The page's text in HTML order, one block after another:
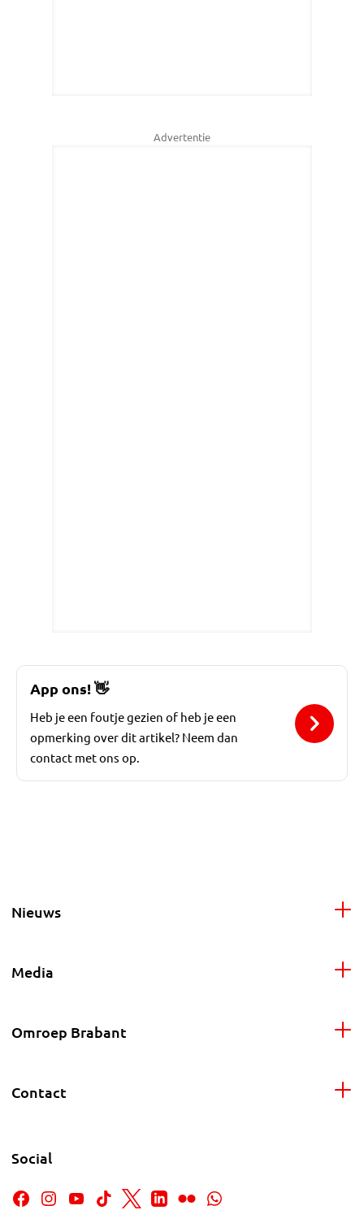
Advertentie
App ons!👋
Heb je een foutje gezien of heb je een
opmerking over dit artikel? Neem dan
contact met ons op.
Nieuws
Media
Omroep Brabant
Contact
Social